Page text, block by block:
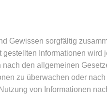
Gewissen sorgfältig
Informationen wird
den allgemeinen
zu überwachen oder
von Informationen